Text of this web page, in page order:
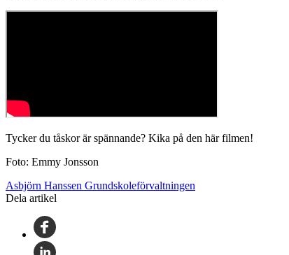
Tycker du tåskor är spännande? Kika på den här filmen!
Foto: Emmy Jonsson
Asbjörn Hanssen Grundskoleförvaltningen
Dela artikel